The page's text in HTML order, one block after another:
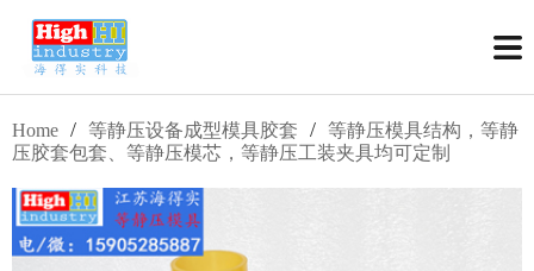
Home / 等静压设备成型模具胶套 /
等静压模具结构，等静
压胶套包套、等静压模芯，等静压工装夹具均可定制